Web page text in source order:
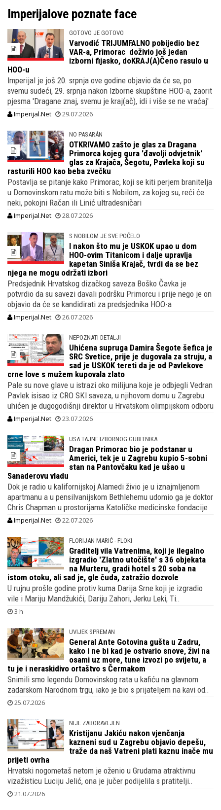
Imperijalove poznate face
GOTOVO JE GOTOVO
Varvodić TRIJUMFALNO pobijedio bez
VAR-a, Primorac doživio još jedan
izborni fijasko, doKRAJ(A)Čeno rasulo u
HOO-u
Imperijal je još 20. srpnja ove godine objavio da će se, po
svemu sudeći, 29. srpnja nakon Izborne skupštine HOO-a, zaorit
pjesma 'Dragane znaj, svemu je kraj(ač), idi i više se ne vraćaj'
Imperijal.Net 29.07.2026
NO PASARÁN
OTKRIVAMO zašto je glas za Dragana
Primorca kojeg gura 'đavolji odvjetnik'
glas za Krajača, Šegotu, Pavleka koji su
rasturili HOO kao beba zvečku
Postavlja se pitanje kako Primorac, koji se kiti perjem branitelja
u Domovinskom ratu može biti s Nobilom, za kojeg su, reći će
neki, pokojni Račan ili Linić ultradesničari
Imperijal.Net 28.07.2026
S NOBILOM JE SVE POČELO
I nakon što mu je USKOK upao u dom
HOO-ovim Titanicom i dalje upravlja
kapetan Siniša Krajač, tvrdi da se bez
njega ne mogu održati izbori
Predsjednik Hrvatskog dizačkog saveza Boško Čavka je
potvrdio da su savezi davali podršku Primorcu i prije nego je on
objavio da će se kandidirati za predsjednika HOO-a
Imperijal.Net 26.07.2026
NEPOZNATI DETALJI
Uhićena supruga Damira Šegote šefica je
SRC Svetice, prije je dugovala za struju, a
sad je USKOK tereti da je od Pavlekove
crne love s mužem kupovala zlato
Pale su nove glave u istrazi oko milijuna koje je odbjegli Vedran
Pavlek isisao iz CRO SKI saveza, u njihovom domu u Zagrebu
uhićen je dugogodišnji direktor u Hrvatskom olimpijskom odboru
Imperijal.Net 23.07.2026
USA TAJNE IZBORNOG GUBITNIKA
Dragan Primorac bio je podstanar u
Americi, tek je u Zagrebu kupio 5-sobni
stan na Pantovčaku kad je ušao u
Sanaderovu vladu
Dok je radio u kalifornijskoj Alamedi živio je u iznajmljenom
apartmanu a u pensilvanijskom Bethlehemu udomio ga je doktor
Chris Chapman u prostorijama Katoličke medicinske fondacije
Imperijal.Net 22.07.2026
FLORIJAN MARIĆ - FLOKI
Graditelj vila Vatrenima, koji je ilegalno
izgradio 'Zlatno utočište' s 36 objekata
na Murteru, gradi hotel s 20 soba na
istom otoku, ali sad je, gle čuda, zatražio dozvole
U rujnu prošle godine protiv kuma Darija Srne koji je izgradio
vile i Mariju Mandžukići, Dariju Zahori, Jerku Leki, Ti..
3 h
UVIJEK SPREMAN
General Ante Gotovina gušta u Zadru,
kako i ne bi kad je ostvario snove, živi na
osami uz more, tune izvozi po svijetu, a
tu je i neraskidivo ortaštvo s Čermakom
Snimili smo legendu Domovinskog rata u kafiću na glavnom
zadarskom Narodnom trgu, iako je bio s prijateljem na kavi od..
25.07.2026
NIJE ZABORAVLJEN
Kristijanu Jakiću nakon vjenčanja
kazneni sud u Zagrebu objavio depešu,
traže da naš Vatreni plati kaznu inače mu
prijeti ovrha
Hrvatski nogometaš netom je oženio u Grudama atraktivnu
vizažisticu Luciju Jelić, ona je jučer podijelila s pratitelji..
21.07.2026